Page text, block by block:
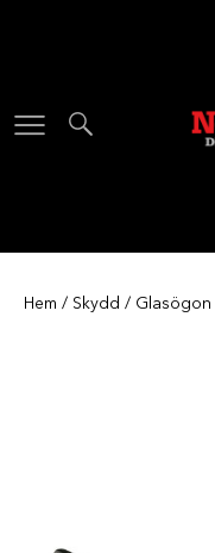
Hem / Skydd / Glasögon